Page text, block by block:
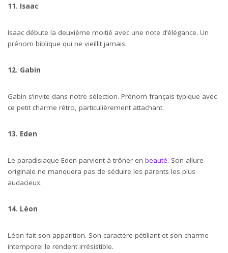
11. Isaac
Isaac débute la deuxième moitié avec une note d’élégance. Un
prénom biblique qui ne vieillit jamais.
12. Gabin
Gabin s’invite dans notre sélection. Prénom français typique avec
ce petit charme rétro, particulièrement attachant.
13. Eden
Le paradisiaque Eden parvient à trôner en beauté. Son allure
originale ne manquera pas de séduire les parents les plus
audacieux.
14. Léon
Léon fait son apparition. Son caractère pétillant et son charme
intemporel le rendent irrésistible.